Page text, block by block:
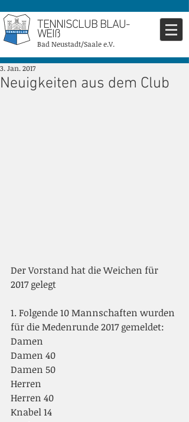
TENNISCLUB BLAU-
WEIß
Bad Neustadt/Saale e.V.
Neuigkeiten aus dem Club
3. Jan. 2017
Der Vorstand hat die Weichen für
2017 gelegt
1. Folgende 10 Mannschaften wurden
für die Medenrunde 2017 gemeldet:
Damen
Damen 40
Damen 50
Herren
Herren 40
Knabel 14